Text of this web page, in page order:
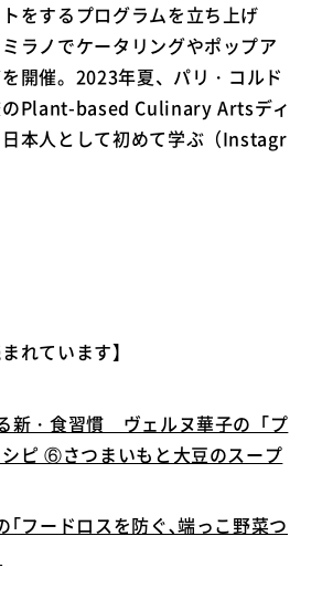
をするプログラムを立ち上げ
ラノでケータリングやポップア
開催。2023年夏、パリ・コルド
のPlant-based Culinary Artsディ
本人として初めて学ぶ（Instagr
れています】
新・食習慣 ヴェルヌ華子の「プ
ピ ⑥さつまいもと大豆のスープ
｢フードロスを防ぐ､端っこ野菜つ